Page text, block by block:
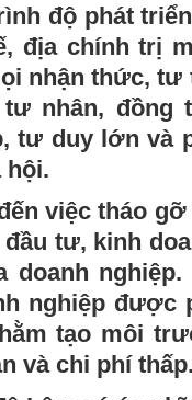
độ phát
địa chính trị
nhận thức,
nhân, đồng
tư duy lớn và
hội.
việc tháo
tư, kinh
nghiệp.
nghiệp được
tạo môi
và chi phí